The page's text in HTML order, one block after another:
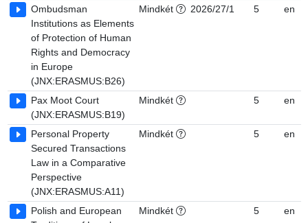
Ombudsman
Institutions as Elements
of Protection of Human
Rights and Democracy
in Europe
(JNX:ERASMUS:B26)
Mindkét 2026/27/1 5 en
Pax Moot Court
(JNX:ERASMUS:B19)
Mindkét 5 en
Personal Property
Secured Transactions
Law in a Comparative
Perspective
(JNX:ERASMUS:A11)
Mindkét 5 en
Polish and European
Mindkét 5 en